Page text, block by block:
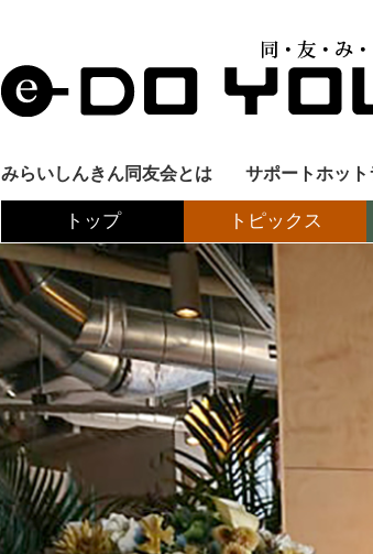
みらいしんきん同友会とは サポートホット
トップ トピックス